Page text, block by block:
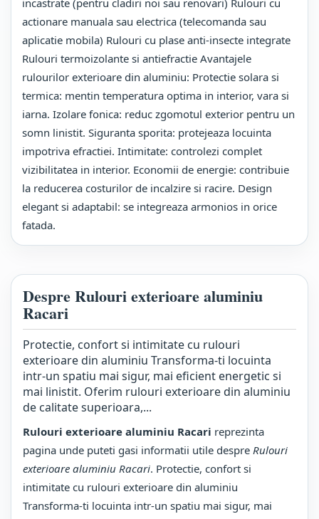
incastrate (pentru cladiri noi sau renovari) Rulouri cu
actionare manuala sau electrica (telecomanda sau
aplicatie mobila) Rulouri cu plase anti-insecte integrate
Rulouri termoizolante si antiefractie Avantajele
rulourilor exterioare din aluminiu: Protectie solara si
termica: mentin temperatura optima in interior, vara si
iarna. Izolare fonica: reduc zgomotul exterior pentru un
somn linistit. Siguranta sporita: protejeaza locuinta
impotriva efractiei. Intimitate: controlezi complet
vizibilitatea in interior. Economii de energie: contribuie
la reducerea costurilor de incalzire si racire. Design
elegant si adaptabil: se integreaza armonios in orice
fatada.
Despre Rulouri exterioare aluminiu
Racari
Protectie, confort si intimitate cu rulouri
exterioare din aluminiu Transforma-ti locuinta
intr-un spatiu mai sigur, mai eficient energetic si
mai linistit. Oferim rulouri exterioare din aluminiu
de calitate superioara,...
Rulouri exterioare aluminiu Racari reprezinta
pagina unde puteti gasi informatii utile despre Rulouri
exterioare aluminiu Racari. Protectie, confort si
intimitate cu rulouri exterioare din aluminiu
Transforma-ti locuinta intr-un spatiu mai sigur, mai